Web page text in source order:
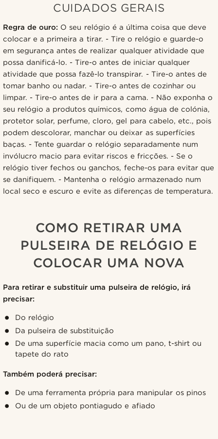
CUIDADOS GERAIS
Regra de ouro: O seu relógio é a última coisa que deve
colocar e a primeira a tirar. - Tire o relógio e guarde-o
em segurança antes de realizar qualquer atividade que
possa danificá-lo. - Tire-o antes de iniciar qualquer
atividade que possa fazê-lo transpirar. - Tire-o antes de
tomar banho ou nadar. - Tire-o antes de cozinhar ou
limpar. - Tire-o antes de ir para a cama. - Não exponha o
seu relógio a produtos químicos, como água de colónia,
protetor solar, perfume, cloro, gel para cabelo, etc., pois
podem descolorar, manchar ou deixar as superfícies
baças. - Tente guardar o relógio separadamente num
invólucro macio para evitar riscos e fricções. - Se o
relógio tiver fechos ou ganchos, feche-os para evitar que
se danifiquem. - Mantenha o relógio armazenado num
local seco e escuro e evite as diferenças de temperatura.
COMO RETIRAR UMA
PULSEIRA DE RELÓGIO E
COLOCAR UMA NOVA
Para retirar e substituir uma pulseira de relógio, irá
precisar:
Do relógio
Da pulseira de substituição
De uma superfície macia como um pano, t-shirt ou
tapete do rato
Também poderá precisar:
De uma ferramenta própria para manipular os pinos
Ou de um objeto pontiagudo e afiado